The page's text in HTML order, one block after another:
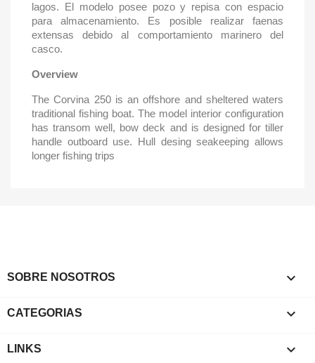
lagos. El modelo posee pozo y repisa con espacio
para almacenamiento. Es posible realizar faenas
extensas debido al comportamiento marinero del
casco.
Overview
The Corvina 250 is an offshore and sheltered waters
traditional fishing boat. The model interior configuration
has transom well, bow deck and is designed for tiller
handle outboard use. Hull desing seakeeping allows
longer fishing trips
SOBRE NOSOTROS 
CATEGORIAS 
LINKS 